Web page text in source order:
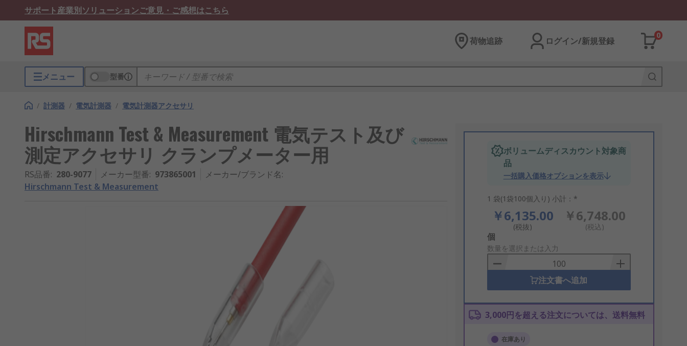
サポート産業別ソリューションご意見・ご感想はこちら
荷物追跡 ログイン/新規登録
0
メニュー 型番
/ 計測器 / 電気計測器 / 電気計測器アクセサリ
Hirschmann Test & Measurement 電気テスト及び
測定アクセサリ クランプメーター用
RS品番: 280-9077 メーカー型番: 973865001 メーカー/ブランド名:
Hirschmann Test & Measurement
ボリュームディスカウント対象商
品
一括購入価格オプションを表示
1 袋(1袋100個入り) 小計：*
￥6,135.00
(税抜)
￥6,748.00
(税込)
Add
to
Basket
個
数量を選択または入力
注文書へ追加
3,000円を超える注文については、送料無料
在庫あり